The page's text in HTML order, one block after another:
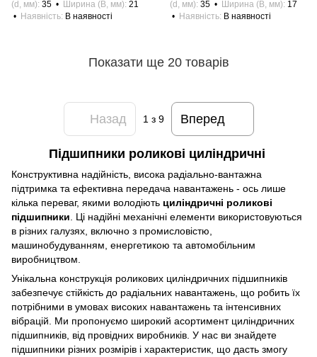
Підшипники роликові циліндричні
Конструктивна надійність, висока радіально-вантажна
підтримка та ефективна передача навантажень - ось лише
кілька переваг, якими володіють циліндричні роликові
підшипники. Ці надійні механічні елементи використовуються
в різних галузях, включно з промисловістю,
машинобудуванням, енергетикою та автомобільним
виробництвом.
Унікальна конструкція роликових циліндричних підшипників
забезпечує стійкість до радіальних навантажень, що робить їх
потрібними в умовах високих навантажень та інтенсивних
вібрацій. Ми пропонуємо широкий асортимент циліндричних
підшипників, від провідних виробників. У нас ви знайдете
підшипники різних розмірів і характеристик, що дасть змогу
(d, мм) 35 Ширина (B, мм) 21
Наявність В наявності
(d, мм) 35 Ширина (B, мм) 17
Наявність В наявності
Показати ще 20 товарів
Назад 1 з 9 Вперед